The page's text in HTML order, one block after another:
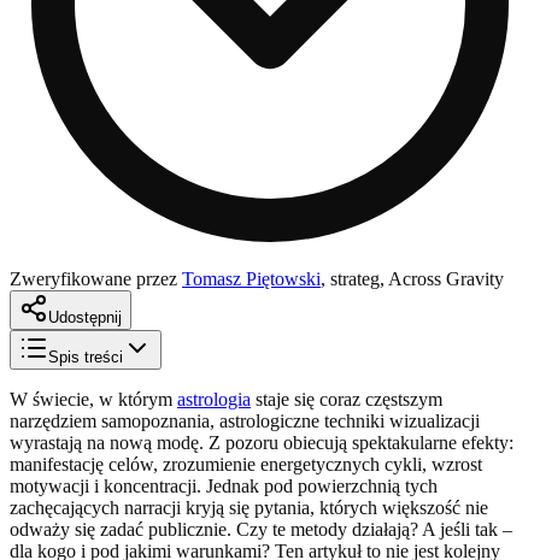
Zweryfikowane przez Tomasz Piętowski, strateg, Across Gravity
Udostępnij
Spis treści
W świecie, w którym astrologia staje się coraz częstszym
narzędziem samopoznania, astrologiczne techniki wizualizacji
wyrastają na nową modę. Z pozoru obiecują spektakularne efekty:
manifestację celów, zrozumienie energetycznych cykli, wzrost
motywacji i koncentracji. Jednak pod powierzchnią tych
zachęcających narracji kryją się pytania, których większość nie
odważy się zadać publicznie. Czy te metody działają? A jeśli tak –
dla kogo i pod jakimi warunkami? Ten artykuł to nie jest kolejny